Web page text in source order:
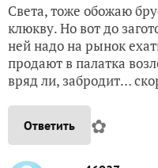
Света, тоже обожаю
клюкву. Но вот до
ней надо на рынок
продают в палатка
вряд ли, забродит…
Ответить ✿